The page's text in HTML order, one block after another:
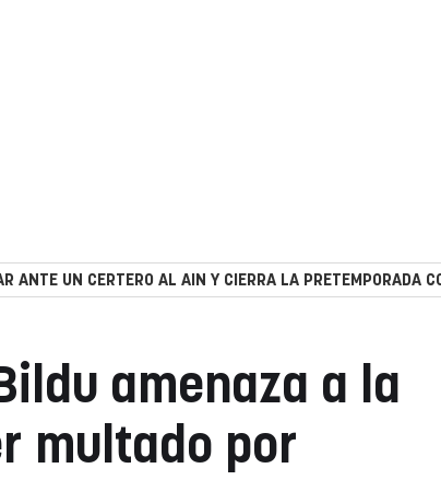
ANTE UN CERTERO AL AIN Y CIERRA LA PRETEMPORADA
amenaza a la
multado por